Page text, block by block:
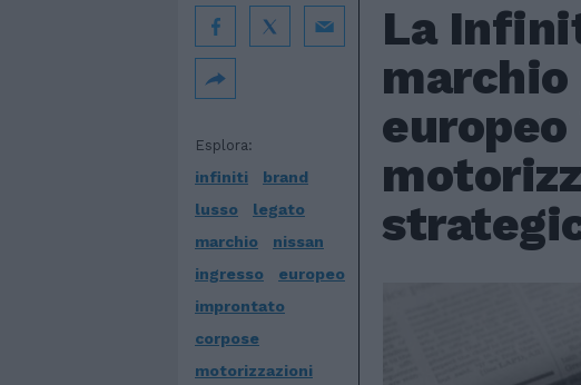
La
marchio
Esplora:
infiniti
brand
lusso
legato
marchio
nissan
ingresso
europeo
improntato
corpose
motorizzazioni